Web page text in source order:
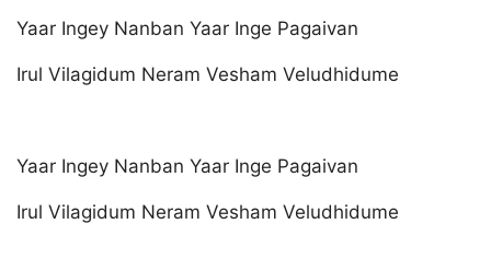
Yaar Ingey Nanban Yaar Inge Pagaivan
Irul Vilagidum Neram Vesham Veludhidume
Yaar Ingey Nanban Yaar Inge Pagaivan
Irul Vilagidum Neram Vesham Veludhidume